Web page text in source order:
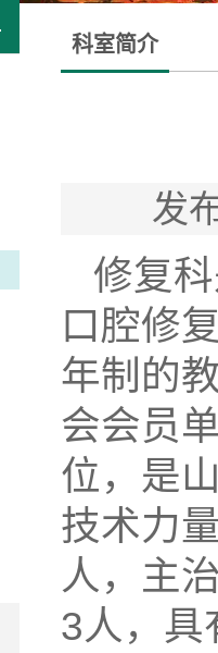
科室简介
发
修复
口腔修
年制的
会会员
位，是
技术力
人，主
3人，具